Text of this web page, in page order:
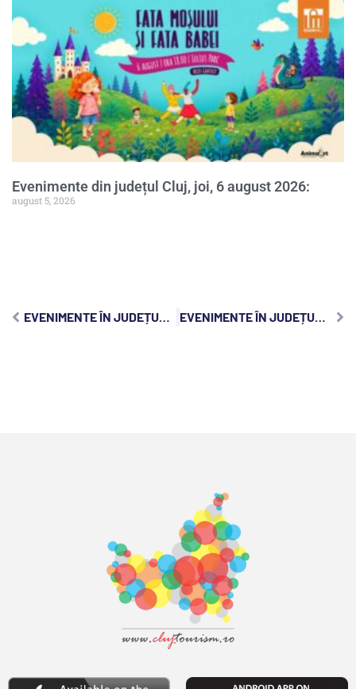
Evenimente din județul Cluj, joi, 6 august 2026:
august 5, 2026
EVENIMENTE ÎN JUDEȚUL CLUJ, JOI, 23 FEBRUARIE 2023: EVENIMENTE ÎN JUDEȚUL CLUJ, SÂMBĂTĂ, 25 FEBRUARIE 2023: